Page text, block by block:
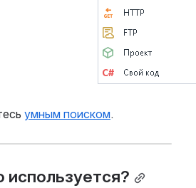
умным поиском.
используется?